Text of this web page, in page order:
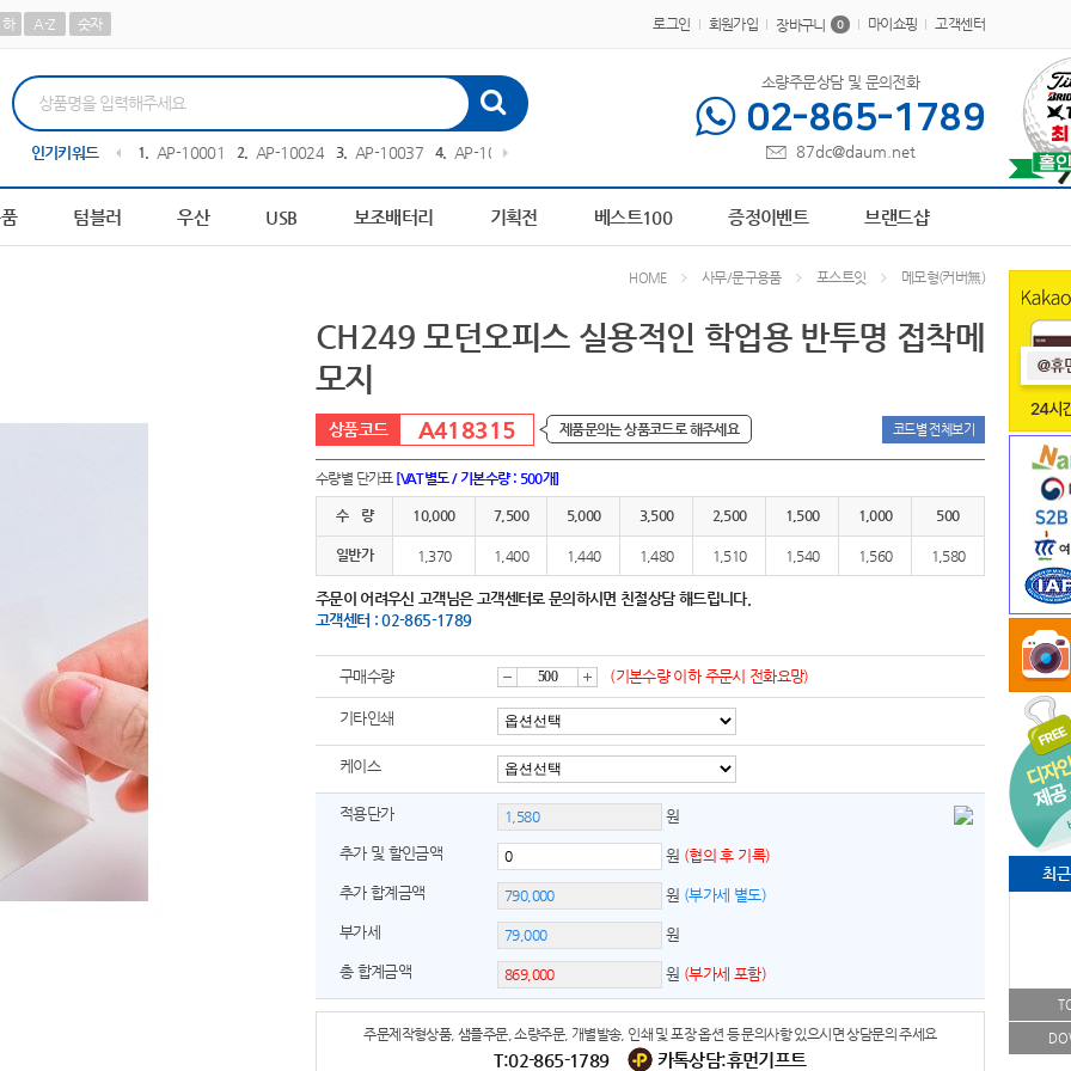
하 A-Z 숫자 로그인 회원가입 장바구니 0 마이쇼핑 고객센터
인기키워드
10027310 책갈피 1 AP-100013 2 AP-100242 3 AP-100378 4 AP-100267 AP-100617 8 브론즈하우스 10 책
소량주문상담 및 문의전화
02-865-1789
87dc@daum.net
텀블러 우산 USB 보조배터리 기획전 베스트100 증정이벤트 브랜드샵
최
HOME 사무/문구용품 포스트잇 메모형(커버無)
CH249 모던오피스 실용적인 학업용 반투명 접착메
모지
A418315 제품문의는 상품코드로 해주세요 코드별 전체보기
수량별 단가표 [VAT별도 / 기본수량 : 500개]
수 량 10,000 7,500 5,000 3,500 2,500 1,500 1,000 500
일반가 1,370 1,400 1,440 1,480 1,510 1,540 1,560 1,580
주문이 어려우신 고객님은 고객센터로 문의하시면 친절상담 해드립니다.
고객센터 : 02-865-1789
구매수량
감
소
증
가
(기본수량 이하 주문시 전화요망)
기타인쇄
케이스
적용단가 원
추가 및 할인금액 원 (협의 후 기록)
추가 합계금액 원 (부가세 별도)
부가세 원
총 합계금액 원 (부가세 포함)
주문제작형상품, 샘플주문, 소량주문, 개별발송, 인쇄 및 포장 옵션 등 문의사항 있으시면 상담문의 주세요
T:02-865-1789 카톡상담:휴먼기프트